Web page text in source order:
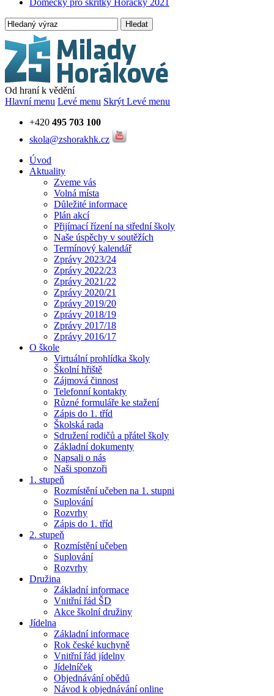
Domečky pro skřítky Horáčky 2021
Hledat
Od hraní k vědění
Hlavní menu Levé menu Skrýt Levé menu
+420 495 703 100
skola@zshorakhk.cz
Úvod
Aktuality
Zveme vás
Volná místa
Důležité informace
Plán akcí
Přijímací řízení na střední školy
Naše úspěchy v soutěžích
Termínový kalendář
Zprávy 2023/24
Zprávy 2022/23
Zprávy 2021/22
Zprávy 2020/21
Zprávy 2019/20
Zprávy 2018/19
Zprávy 2017/18
Zprávy 2016/17
O škole
Virtuální prohlídka školy
Školní hřiště
Zájmová činnost
Telefonní kontakty
Různé formuláře ke stažení
Zápis do 1. tříd
Školská rada
Sdružení rodičů a přátel školy
Základní dokumenty
Napsali o nás
Naši sponzoři
1. stupeň
Rozmístění učeben na 1. stupni
Suplování
Rozvrhy
Zápis do 1. tříd
2. stupeň
Rozmístění učeben
Suplování
Rozvrhy
Družina
Základní informace
Vnitřní řád ŠD
Akce školní družiny
Jídelna
Základní informace
Rok české kuchyně
Vnitřní řád jídelny
Jídelníček
Objednávání obědů
Návod k objednávání online